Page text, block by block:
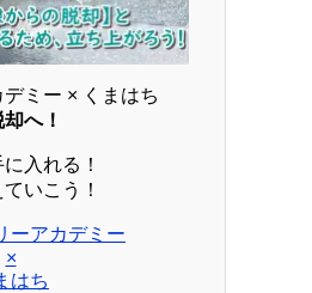
ミー × くまはち
へ！
入れる！
いこう！
ーアカデミー
×
はち